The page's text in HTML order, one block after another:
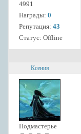
4991
Награды: 0
Репутация: 43
Статус: Offline
Ксения
Подмастерье